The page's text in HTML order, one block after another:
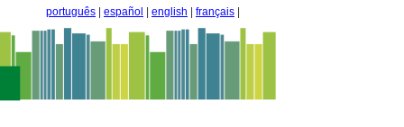
português español english français